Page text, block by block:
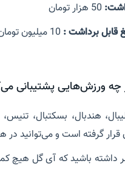
50 هزار تومان
قابل برداشت:
چه ورزش‌هایی پشتیبانی
هندبال، بسکتبال،
قرار گرفته است و می‌توانید
داشته باشید که آی گل هیچ